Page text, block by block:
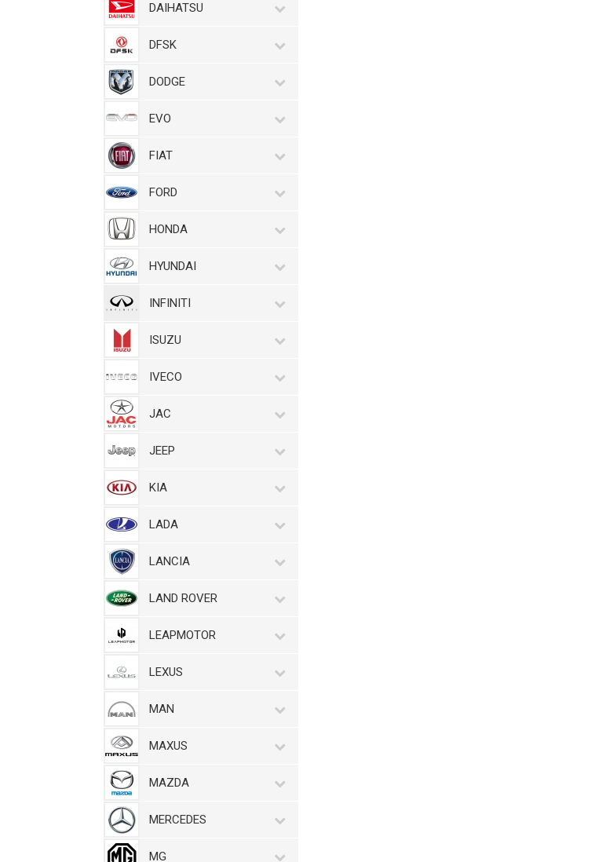
DAIHATSU
DFSK
DODGE
EVO
FIAT
FORD
HONDA
HYUNDAI
INFINITI
ISUZU
IVECO
JAC
JEEP
KIA
LADA
LANCIA
LAND ROVER
LEAPMOTOR
LEXUS
MAN
MAXUS
MAZDA
MERCEDES
MG